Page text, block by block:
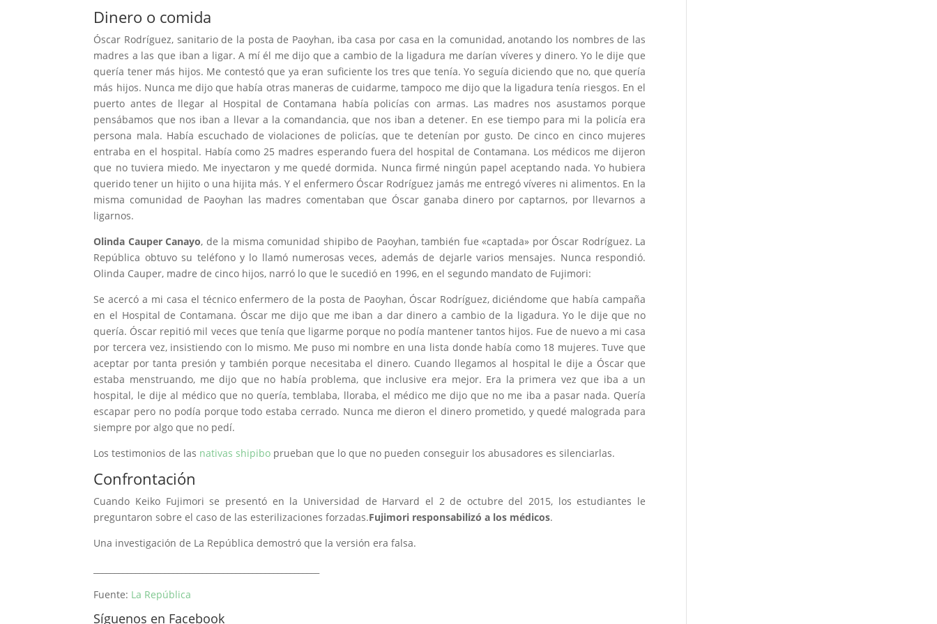
Dinero o comida
Óscar Rodríguez, sanitario de la posta de Paoyhan, iba casa por casa en la comunidad, anotando los nombres de las
madres a las que iban a ligar. A mí él me dijo que a cambio de la ligadura me darían víveres y dinero. Yo le dije que
quería tener más hijos. Me contestó que ya eran suficiente los tres que tenía. Yo seguía diciendo que no, que quería
más hijos. Nunca me dijo que había otras maneras de cuidarme, tampoco me dijo que la ligadura tenía riesgos. En el
puerto antes de llegar al Hospital de Contamana había policías con armas. Las madres nos asustamos porque
pensábamos que nos iban a llevar a la comandancia, que nos iban a detener. En ese tiempo para mi la policía era
persona mala. Había escuchado de violaciones de policías, que te detenían por gusto. De cinco en cinco mujeres
entraba en el hospital. Había como 25 madres esperando fuera del hospital de Contamana. Los médicos me dijeron
que no tuviera miedo. Me inyectaron y me quedé dormida. Nunca firmé ningún papel aceptando nada. Yo hubiera
querido tener un hijito o una hijita más. Y el enfermero Óscar Rodríguez jamás me entregó víveres ni alimentos. En la
misma comunidad de Paoyhan las madres comentaban que Óscar ganaba dinero por captarnos, por llevarnos a
ligarnos.
Olinda Cauper Canayo, de la misma comunidad shipibo de Paoyhan, también fue «captada» por Óscar Rodríguez. La
República obtuvo su teléfono y lo llamó numerosas veces, además de dejarle varios mensajes. Nunca respondió.
Olinda Cauper, madre de cinco hijos, narró lo que le sucedió en 1996, en el segundo mandato de Fujimori:
Se acercó a mi casa el técnico enfermero de la posta de Paoyhan, Óscar Rodríguez, diciéndome que había campaña
en el Hospital de Contamana. Óscar me dijo que me iban a dar dinero a cambio de la ligadura. Yo le dije que no
quería. Óscar repitió mil veces que tenía que ligarme porque no podía mantener tantos hijos. Fue de nuevo a mi casa
por tercera vez, insistiendo con lo mismo. Me puso mi nombre en una lista donde había como 18 mujeres. Tuve que
aceptar por tanta presión y también porque necesitaba el dinero. Cuando llegamos al hospital le dije a Óscar que
estaba menstruando, me dijo que no había problema, que inclusive era mejor. Era la primera vez que iba a un
hospital, le dije al médico que no quería, temblaba, lloraba, el médico me dijo que no me iba a pasar nada. Quería
escapar pero no podía porque todo estaba cerrado. Nunca me dieron el dinero prometido, y quedé malograda para
siempre por algo que no pedí.
Los testimonios de las nativas shipibo prueban que lo que no pueden conseguir los abusadores es silenciarlas.
Confrontación
Cuando Keiko Fujimori se presentó en la Universidad de Harvard el 2 de octubre del 2015, los estudiantes le
preguntaron sobre el caso de las esterilizaciones forzadas.Fujimori responsabilizó a los médicos.
Una investigación de La República demostró que la versión era falsa.
Fuente: La República
Síguenos en Facebook